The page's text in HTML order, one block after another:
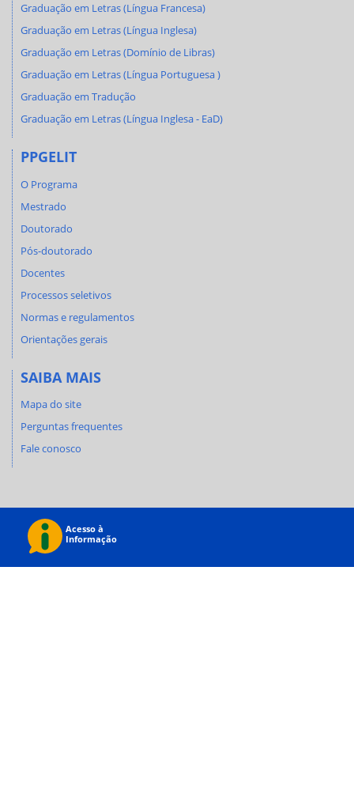
Graduação em Letras (Língua Francesa)
Graduação em Letras (Língua Inglesa)
Graduação em Letras (Domínio de Libras)
Graduação em Letras (Língua Portuguesa )
Graduação em Tradução
Graduação em Letras (Língua Inglesa - EaD)
PPGELIT
O Programa
Mestrado
Doutorado
Pós-doutorado
Docentes
Processos seletivos
Normas e regulamentos
Orientações gerais
SAIBA MAIS
Mapa do site
Perguntas frequentes
Fale conosco